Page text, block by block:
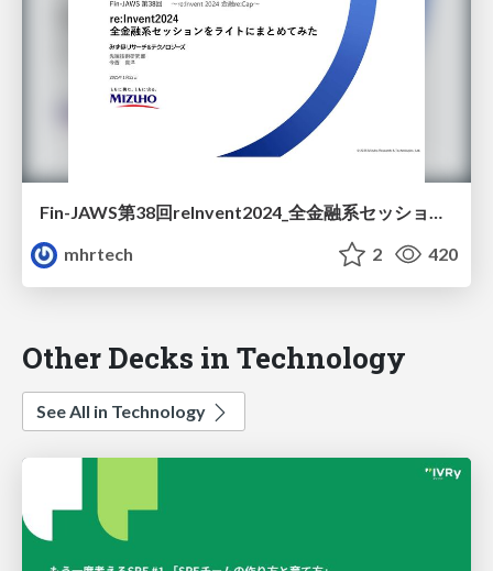
Fin-JAWS第38回reInvent2024_全金融系セッションをライトにまとめてみた
mhrtech
2 420
Other Decks in Technology
See All in Technology